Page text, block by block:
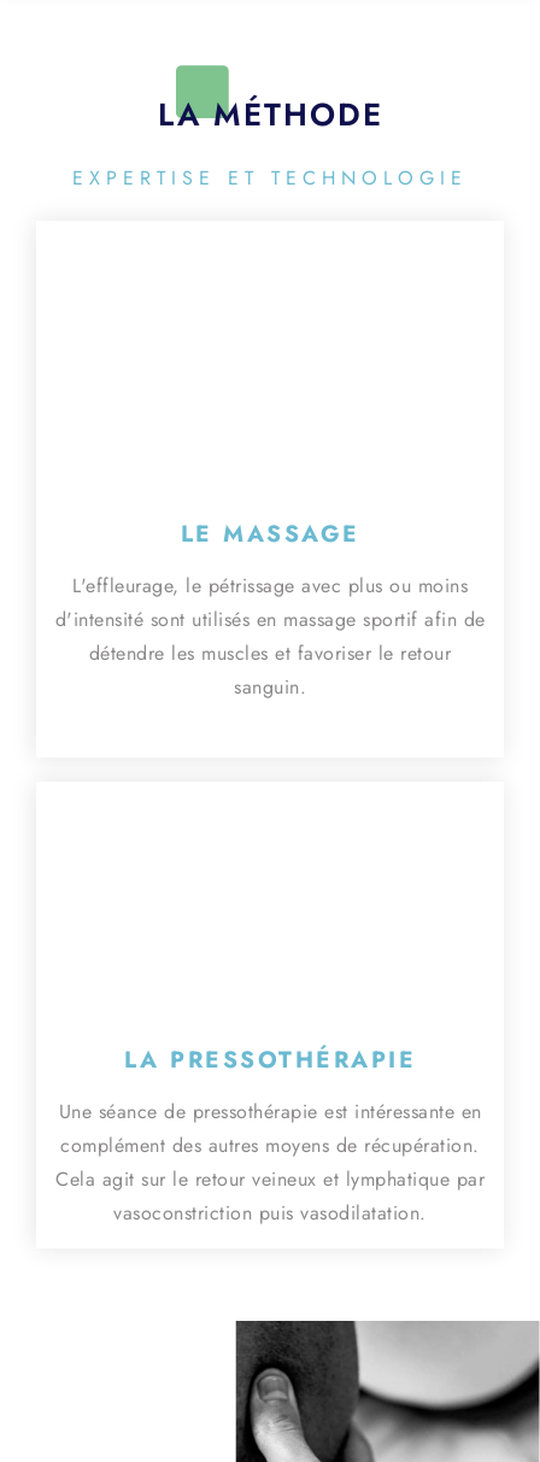
LA MÉTHODE
EXPERTISE ET TECHNOLOGIE
LE MASSAGE
L'effleurage, le pétrissage avec plus ou moins
d'intensité sont utilisés en massage sportif afin de
détendre les muscles et favoriser le retour
sanguin.
LA PRESSOTHÉRAPIE
Une séance de pressothérapie est intéressante en
complément des autres moyens de récupération.
Cela agit sur le retour veineux et lymphatique par
vasoconstriction puis vasodilatation.